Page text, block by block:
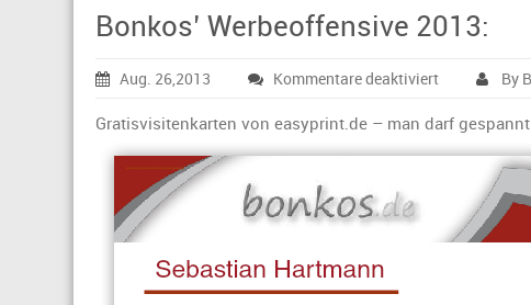
Bonkos’ Werbeoffensive 2013:
Aug. 26,2013 Kommentare deaktiviertfür
By
Gratisvisitenkarten von easyprint.de – man darf